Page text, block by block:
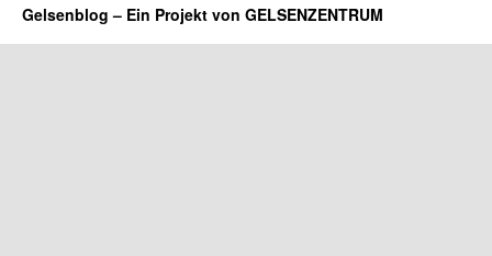
Gelsenblog – Ein Projekt von GELSENZENTRUM